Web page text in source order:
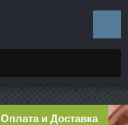
Оплата и Доставка